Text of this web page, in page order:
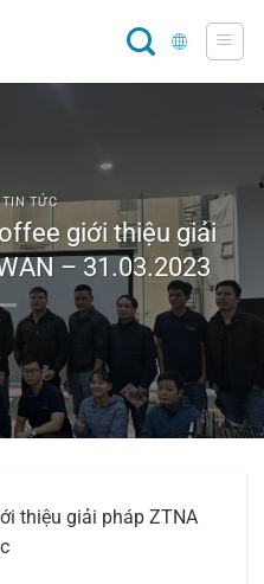
TIN TỨC
giới thiệu giải
– 31.03.2023
thiệu giải pháp ZTNA